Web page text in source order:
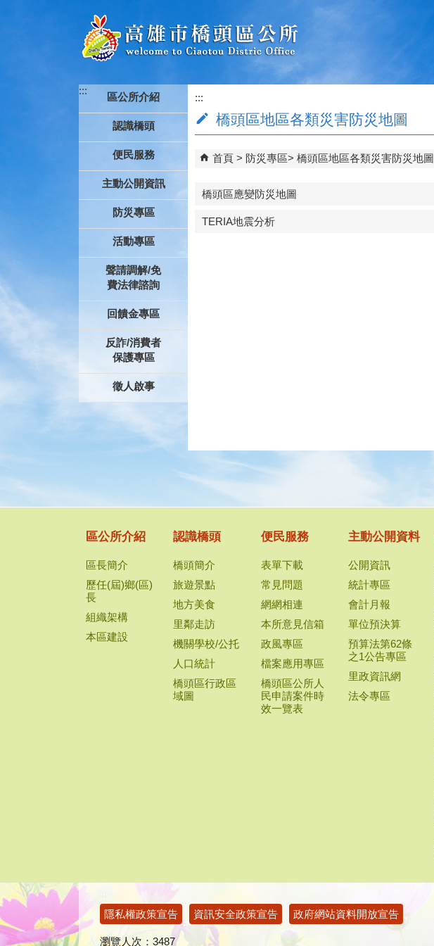
:::
區公所介紹
認識橋頭
便民服務
主動公開資訊
防災專區
活動專區
聲請調解/免
費法律諮詢
回饋金專區
反詐/消費者
保護專區
徵人啟事
:::
橋頭區地區各類災害防災地圖
首頁 防災專區 橋頭區地區各類災害防災地圖
橋頭區應變防災地圖
TERIA地震分析
區公所介紹
區長簡介
歷任(屆)鄉(區)
長
組織架構
本區建設
認識橋頭
橋頭簡介
旅遊景點
地方美食
里鄰走訪
機關學校/公托
人口統計
橋頭區行政區
域圖
便民服務
表單下載
常見問題
網網相連
本所意見信箱
政風專區
檔案應用專區
橋頭區公所人
民申請案件時
效一覽表
主動公開資料
公開資訊
統計專區
會計月報
單位預決算
預算法第62條
之1公告專區
里政資訊網
法令專區
隱私權政策宣告
資訊安全政策宣告 政府網站資料開放宣告
瀏覽人次： 3487